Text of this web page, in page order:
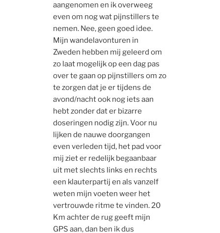
aangenomen en ik overweeg
even om nog wat pijnstillers te
nemen. Nee, geen goed idee.
Mijn wandelavonturen in
Zweden hebben mij geleerd om
zo laat mogelijk op een dag pas
over te gaan op pijnstillers om zo
te zorgen dat je er tijdens de
avond/nacht ook nog iets aan
hebt zonder dat er bizarre
doseringen nodig zijn. Voor nu
lijken de nauwe doorgangen
even verleden tijd, het pad voor
mij ziet er redelijk begaanbaar
uit met slechts links en rechts
een klauterpartij en als vanzelf
weten mijn voeten weer het
vertrouwde ritme te vinden. 20
Km achter de rug geeft mijn
GPS aan, dan ben ik dus